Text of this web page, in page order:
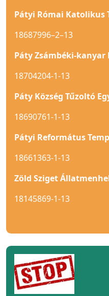
Pátyi Római
18687996–2–13
Páty Zsámbéki-
18704204-1-13
Páty Község Tűzoltó
18690761-1-13
Pátyi Református
18661363-1-13
Zöld Sziget
18145869-1-13